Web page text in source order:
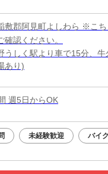
敷郡阿見町よしわら ※こ
確認ください。
うしく駅より車で15分、
あり)
週5日からOK
未経験歓迎 バイ